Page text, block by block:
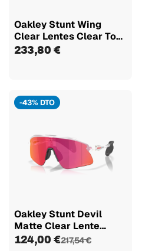
Oakley Stunt Wing
Clear Lentes Clear To
Black...
233,80 €
-43% DTO
Oakley Stunt Devil
Matte Clear Lente
Prizm...
124,00 €217,54 €